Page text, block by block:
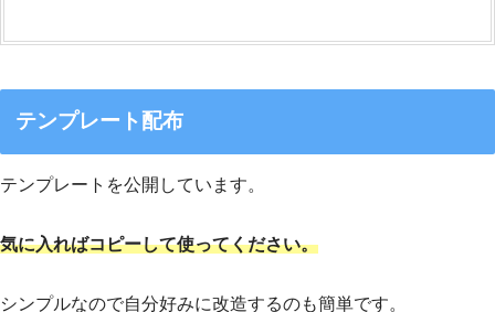
テンプレート配布
テンプレートを公開しています。
気に入ればコピーして使ってください。
シンプルなので自分好みに改造するのも簡単です。